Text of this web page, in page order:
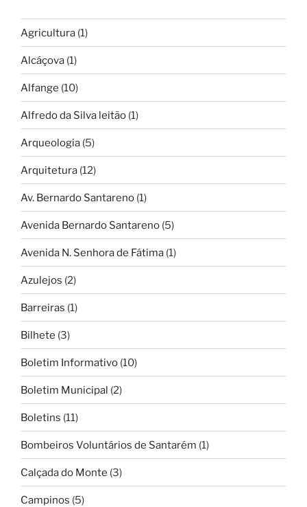
Agricultura (1)
Alcáçova (1)
Alfange (10)
Alfredo da Silva leitão (1)
Arqueologia (5)
Arquitetura (12)
Av. Bernardo Santareno (1)
Avenida Bernardo Santareno (5)
Avenida N. Senhora de Fátima (1)
Azulejos (2)
Barreiras (1)
Bilhete (3)
Boletim Informativo (10)
Boletim Municipal (2)
Boletins (11)
Bombeiros Voluntários de Santarém (1)
Calçada do Monte (3)
Campinos (5)